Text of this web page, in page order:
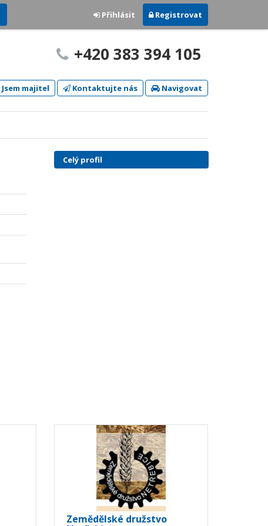
Přihlásit Registrovat
+420 383 394 105
Jsem majitel Kontaktujte nás Navigovat
Celý profil
Zemědělské družstvo